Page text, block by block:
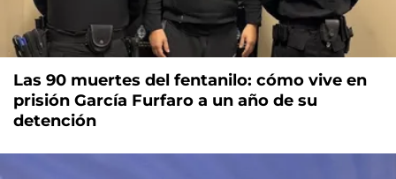
Las 90 muertes del fentanilo: cómo vive en
prisión García Furfaro a un año de su
detención